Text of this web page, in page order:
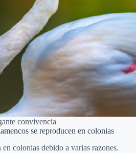
convivencia
se reproducen en colonias
colonias debido a varias razones.